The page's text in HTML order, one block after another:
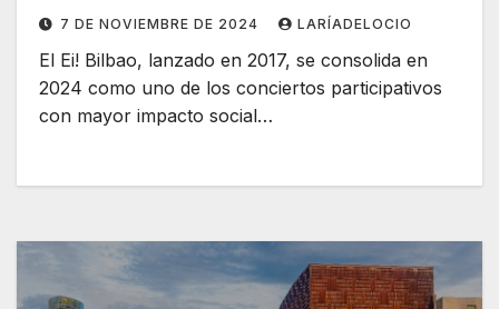
7 DE NOVIEMBRE DE 2024 LARÍADELOCIO
El Ei! Bilbao, lanzado en 2017, se consolida en
2024 como uno de los conciertos participativos
con mayor impacto social…